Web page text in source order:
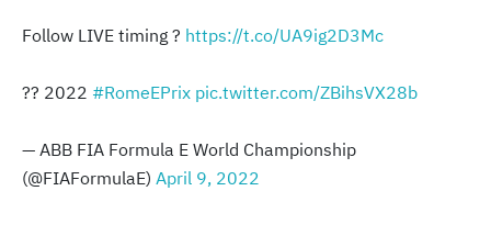
Follow LIVE timing ? https://t.co/UA9ig2D3Mc
?? 2022 #RomeEPrix pic.twitter.com/ZBihsVX28b
— ABB FIA Formula E World Championship
(@FIAFormulaE) April 9, 2022